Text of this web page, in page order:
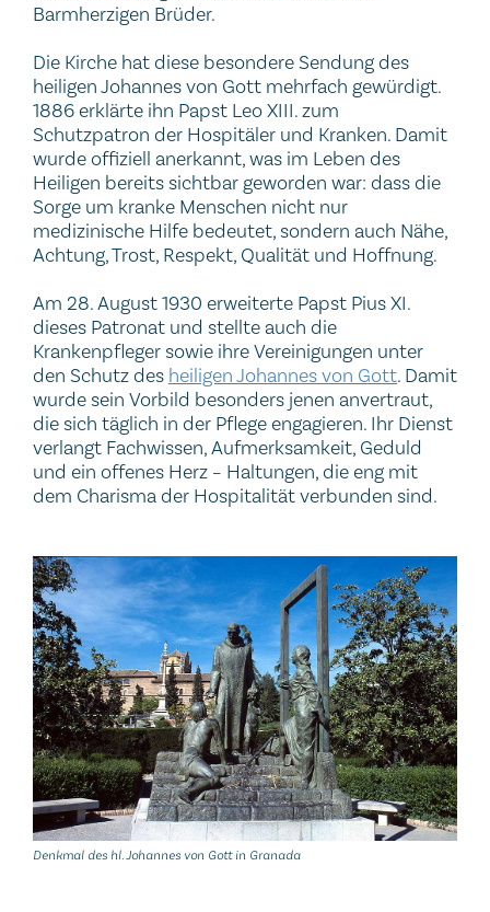
Barmherzigen Brüder.
Die Kirche hat diese besondere Sendung des
heiligen Johannes von Gott mehrfach gewürdigt.
1886 erklärte ihn Papst Leo XIII. zum
Schutzpatron der Hospitäler und Kranken. Damit
wurde offiziell anerkannt, was im Leben des
Heiligen bereits sichtbar geworden war: dass die
Sorge um kranke Menschen nicht nur
medizinische Hilfe bedeutet, sondern auch Nähe,
Achtung, Trost, Respekt, Qualität und Hoffnung.
Am 28. August 1930 erweiterte Papst Pius XI.
dieses Patronat und stellte auch die
Krankenpfleger sowie ihre Vereinigungen unter
den Schutz des heiligen Johannes von Gott. Damit
wurde sein Vorbild besonders jenen anvertraut,
die sich täglich in der Pflege engagieren. Ihr Dienst
verlangt Fachwissen, Aufmerksamkeit, Geduld
und ein offenes Herz – Haltungen, die eng mit
dem Charisma der Hospitalität verbunden sind.
Denkmal des hl. Johannes von Gott in Granada